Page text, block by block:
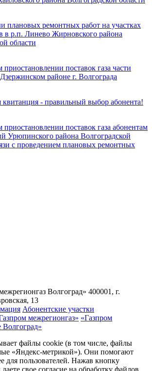
плановых ремонтных работ на участках
в р.п. Линево Жирновского района
области
поставок газа части
районе г. Волгограда
квитанция - правильный выбор абонента!
поставок газа абонентам
Урюпинского района Волгоградской
с проведением плановых ремонтных
Волгоград» 400001, г.
13
Абонентские участки
межрегионгаз» «Газпром
Волгоград»
файлы cookie (в том числе, файлы
«Яндекс-метрикой»). Они помогают
для пользователей. Нажав кнопку
свое согласие на обработку файлов